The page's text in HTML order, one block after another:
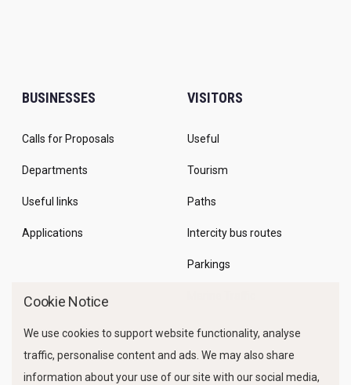
BUSINESSES
Calls for Proposals
Departments
Useful links
Applications
VISITORS
Useful
Tourism
Paths
Intercity bus routes
Parkings
Cookie Notice
We use cookies to support website functionality, analyse
traffic, personalise content and ads. We may also share
information about your use of our site with our social media,